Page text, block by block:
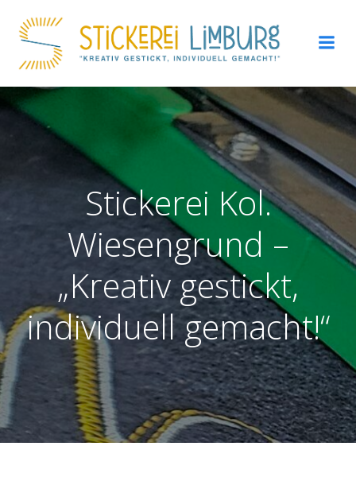
Inhalt
springen
Stickerei Kol.
Wiesengrund –
„Kreativ gestickt,
individuell gemacht!“